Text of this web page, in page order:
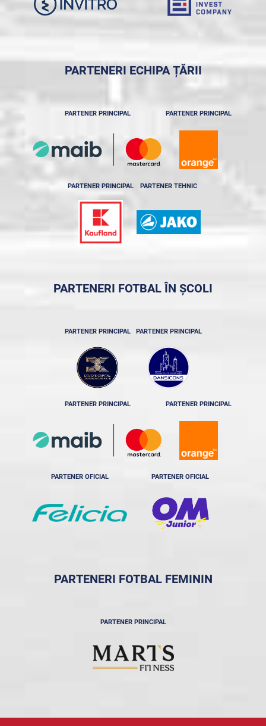
PARTENERI ECHIPA ȚĂRII
PARTENER PRINCIPAL PARTENER PRINCIPAL
PARTENER PRINCIPAL PARTENER TEHNIC
PARTENERI FOTBAL ÎN ȘCOLI
PARTENER PRINCIPAL PARTENER PRINCIPAL
PARTENER PRINCIPAL PARTENER PRINCIPAL
PARTENER OFICIAL PARTENER OFICIAL
PARTENERI FOTBAL FEMININ
PARTENER PRINCIPAL